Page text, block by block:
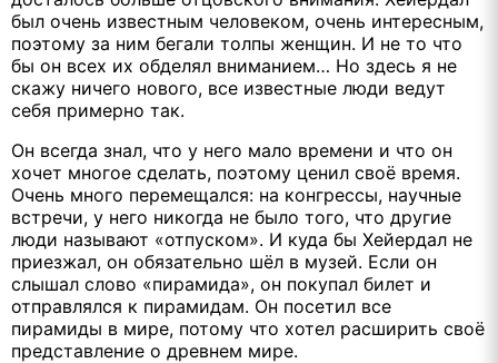
был очень известным человеком, очень интересным,
поэтому за ним бегали толпы женщин. И не то что
бы он всех их обделял вниманием… Но здесь я не
скажу ничего нового, все известные люди ведут
себя примерно так.
Он всегда знал, что у него мало времени и что он
хочет многое сделать, поэтому ценил своё время.
Очень много перемещался: на конгрессы, научные
встречи, у него никогда не было того, что другие
люди называют «отпуском». И куда бы Хейердал не
приезжал, он обязательно шёл в музей. Если он
слышал слово «пирамида», он покупал билет и
отправлялся к пирамидам. Он посетил все
пирамиды в мире, потому что хотел расширить своё
представление о древнем мире.